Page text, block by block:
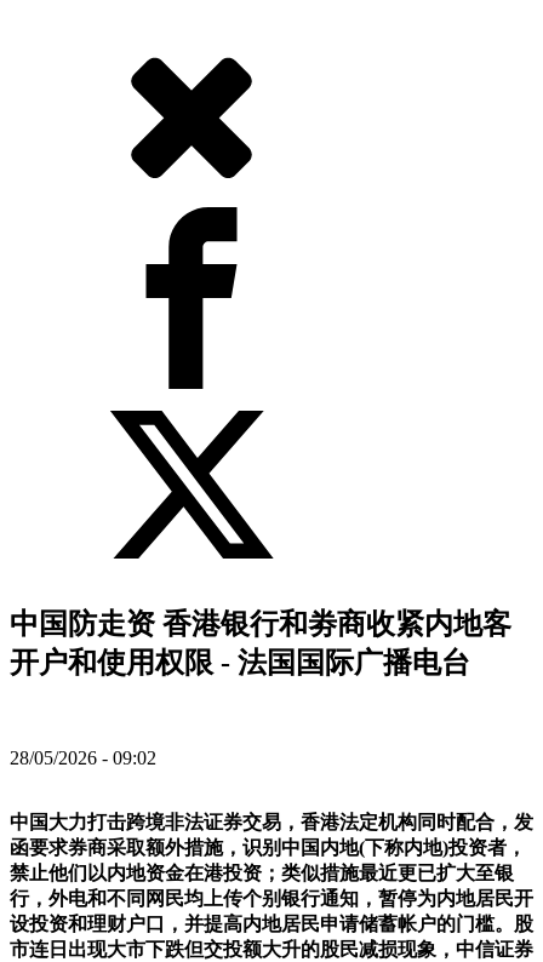
中国防走资 香港银行和劵商收紧内地客
开户和使用权限 - 法国国际广播电台
28/05/2026 - 09:02
中国大力打击跨境非法证券交易，香港法定机构同时配合，发
函要求券商采取额外措施，识别中国内地(下称内地)投资者，
禁止他们以内地资金在港投资；类似措施最近更已扩大至银
行，外电和不同网民均上传个别银行通知，暂停为内地居民开
设投资和理财户口，并提高内地居民申请储蓄帐户的门槛。股
市连日出现大市下跌但交投额大升的股民减损现象，中信证券